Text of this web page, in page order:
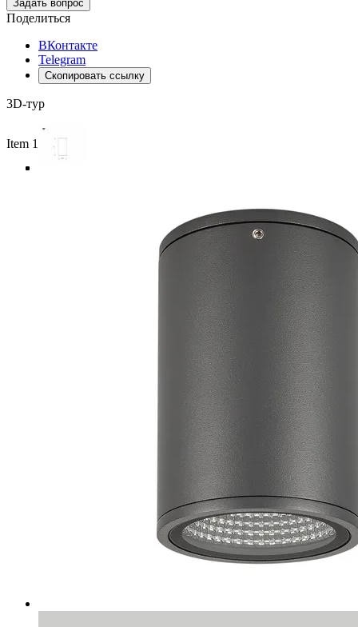
Задать вопрос
Поделиться
ВКонтакте
Telegram
Скопировать ссылку
3D-тур
Item 1 of 5